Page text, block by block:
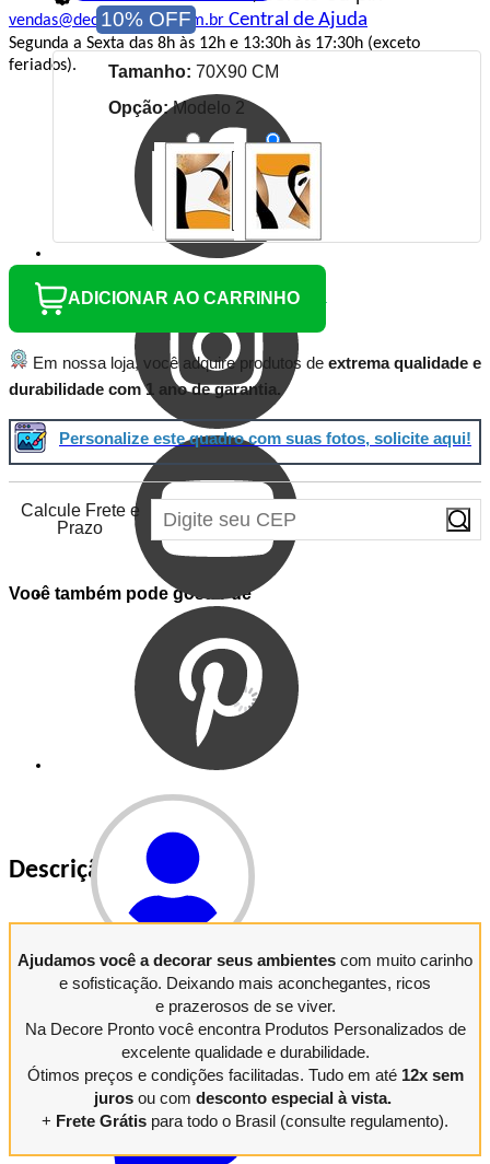
vendas@decorepronto.com.br Central de Ajuda
Segunda a Sexta das 8h às 12h e 13:30h às 17:30h (exceto
feriados).
Entrar
Entrar
Minha Conta
10% OFF
Tamanho: 70X90 CM
Opção:Modelo 2
ADICIONAR AO CARRINHO
Em nossa loja, você adquire produtos de extrema qualidade e
durabilidade com 1 ano de garantia.
Personalize este quadro com suas fotos, solicite aqui!
Calcule Frete e
Prazo
Você também pode gostar de
Descrição do Produto
Ajudamos você a decorar seus ambientes com muito carinho
e sofisticação. Deixando mais aconchegantes, ricos
e prazerosos de se viver.
Na Decore Pronto você encontra Produtos Personalizados de
excelente qualidade e durabilidade.
Ótimos preços e condições facilitadas. Tudo em até 12x sem
juros ou com desconto especial à vista.
+ Frete Grátis para todo o Brasil (consulte regulamento).